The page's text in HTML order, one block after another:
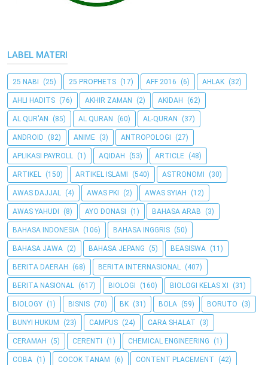
LABEL MATERI
25 NABI (25) 25 PROPHETS (17) AFF 2016 (6) AHLAK (32)
AHLI HADITS (76) AKHIR ZAMAN (2) AKIDAH (62)
AL QUR'AN (85) AL QURAN (60) AL-QURAN (37)
ANDROID (82) ANIME (3) ANTROPOLOGI (27)
APLIKASI PAYROLL (1) AQIDAH (53) ARTICLE (48)
ARTIKEL (150) ARTIKEL ISLAMI (540) ASTRONOMI (30)
AWAS DAJJAL (4) AWAS PKI (2) AWAS SYIAH (12)
AWAS YAHUDI (8) AYO DONASI (1) BAHASA ARAB (3)
BAHASA INDONESIA (106) BAHASA INGGRIS (50)
BAHASA JAWA (2) BAHASA JEPANG (5) BEASISWA (11)
BERITA DAERAH (68) BERITA INTERNASIONAL (407)
BERITA NASIONAL (617) BIOLOGI (160) BIOLOGI KELAS XI (31)
BIOLOGY (1) BISNIS (70) BK (31) BOLA (59) BORUTO (3)
BUNYI HUKUM (23) CAMPUS (24) CARA SHALAT (3)
CERAMAH (5) CERENTI (1) CHEMICAL ENGINEERING (1)
COBA (1) COCOK TANAM (6) CONTENT PLACEMENT (42)